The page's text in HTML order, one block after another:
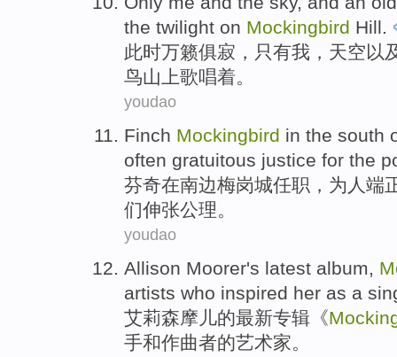
the twilight on Mockingbird Hill.
此时万籁俱寂， 只有我 ， 天空以
鸟山上歌唱着。
youdao
Finch Mockingbird in the south
often gratuitous justice for the
芬奇在南边梅岗城任职， 为人 端
们伸张公理。
youdao
Allison Moorer's latest album,
artists who inspired her as a
艾莉森摩儿的最新专辑 《
手和作曲者的艺术家。